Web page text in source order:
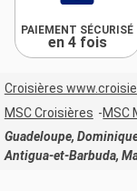
PAIEMENT SÉCURISÉ
en 4 fois
Croisières
MSC Croisières
MSC
Guadeloupe,
Antigua-et-Barbuda,